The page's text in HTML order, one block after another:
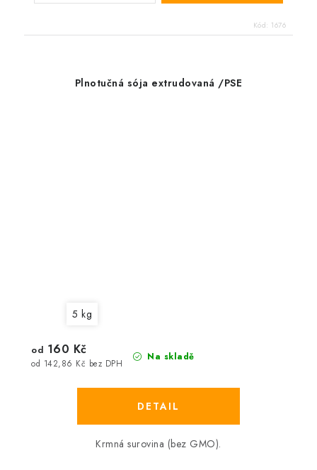
Kód: 1676
Plnotučná sója extrudovaná /PSE
5 kg
Na skladě
od 142,86 Kč bez DPH
od 160 Kč
Krmná surovina (bez GMO).